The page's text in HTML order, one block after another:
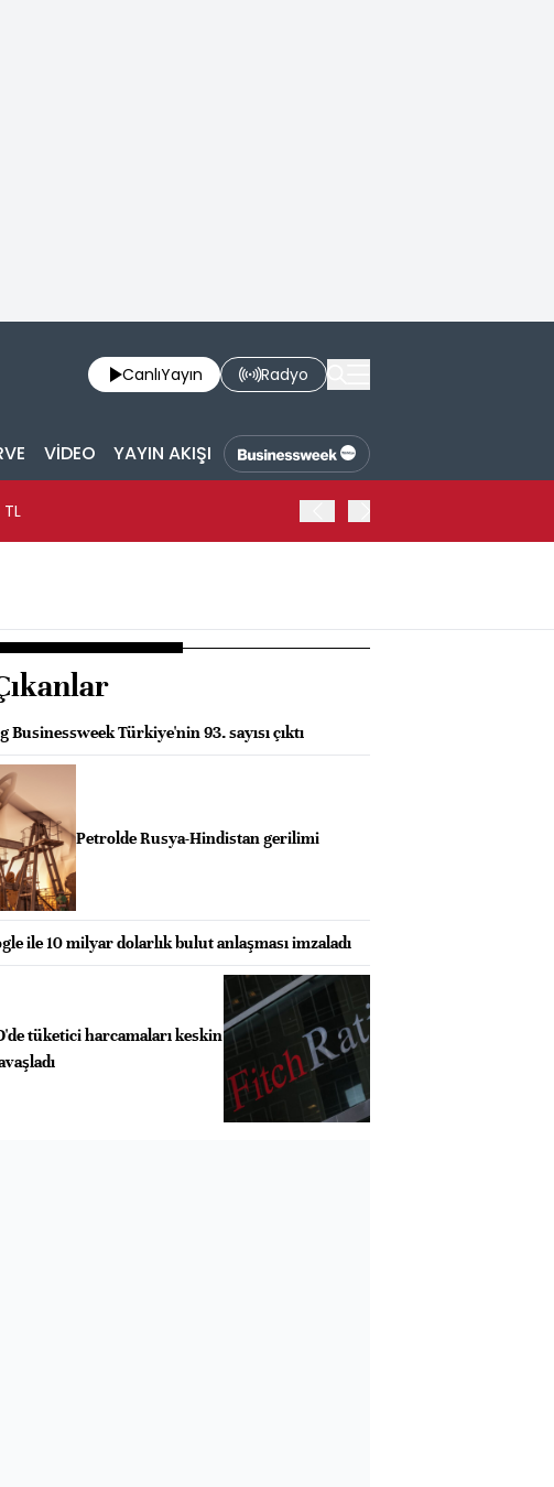
CanlıYayın Radyo
VİDEO YAYIN AKIŞI
TL
Businessweek Türkiye'nin 93. sayısı çıktı
Petrolde Rusya-Hindistan gerilimi
ile 10 milyar dolarlık bulut anlaşması imzaladı
tüketici harcamaları keskin